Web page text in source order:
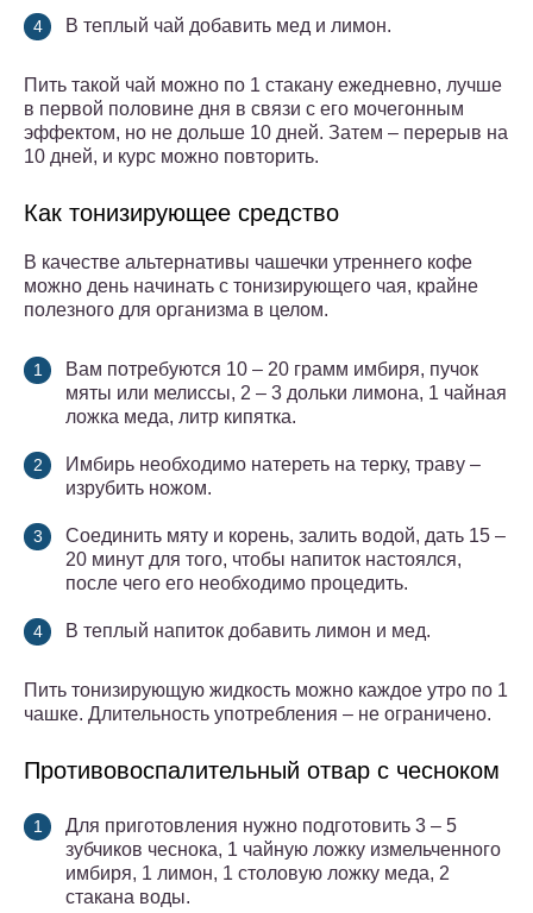
В теплый чай добавить мед и лимон.
Пить такой чай можно по 1 стакану ежедневно, лучше
в первой половине дня в связи с его мочегонным
эффектом, но не дольше 10 дней. Затем – перерыв на
10 дней, и курс можно повторить.
Как тонизирующее средство
В качестве альтернативы чашечки утреннего кофе
можно день начинать с тонизирующего чая, крайне
полезного для организма в целом.
Вам потребуются 10 – 20 грамм имбиря, пучок
мяты или мелиссы, 2 – 3 дольки лимона, 1 чайная
ложка меда, литр кипятка.
Имбирь необходимо натереть на терку, траву –
изрубить ножом.
Соединить мяту и корень, залить водой, дать 15 –
20 минут для того, чтобы напиток настоялся,
после чего его необходимо процедить.
В теплый напиток добавить лимон и мед.
Пить тонизирующую жидкость можно каждое утро по 1
чашке. Длительность употребления – не ограничено.
Противовоспалительный отвар с чесноком
Для приготовления нужно подготовить 3 – 5
зубчиков чеснока, 1 чайную ложку измельченного
имбиря, 1 лимон, 1 столовую ложку меда, 2
стакана воды.